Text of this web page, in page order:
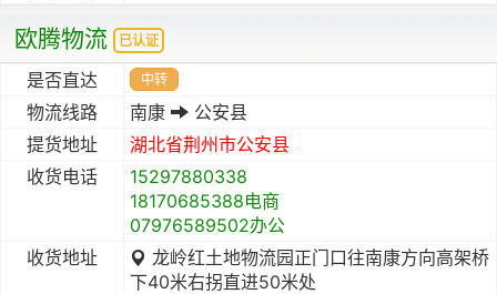
欧腾物流 已认证
是否直达 中转
物流线路 南康
公安县
提货地址
湖北省荆州市公安县
收货电话
15297880338
18170685388电商
07976589502办公
收货地址
龙岭红土地物流园正门口往南康方向高架桥
下40米右拐直进50米处